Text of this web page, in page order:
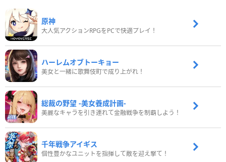
原神
大人気アクションRPGをPCで快適プレイ！
ハーレムオブトーキョー
美女と一緒に歌舞伎町で成り上がれ！
総裁の野望 -美女養成計画-
美麗なキャラを引き連れて金融戦争を制覇しよう！
千年戦争アイギス
個性豊かなユニットを指揮して敵を迎え撃て！